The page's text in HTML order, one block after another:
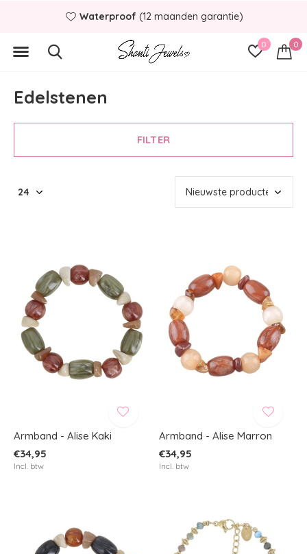
0 0
Binnen1 á 2 werkdagenverstuurd
Edelstenen
FILTER
Armband - Alise Kaki
€34,95
Incl. btw
Armband - Alise Marron
€34,95
Incl. btw